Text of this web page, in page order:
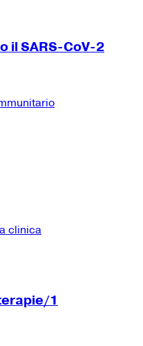
il SARS-CoV-2
clinica
1